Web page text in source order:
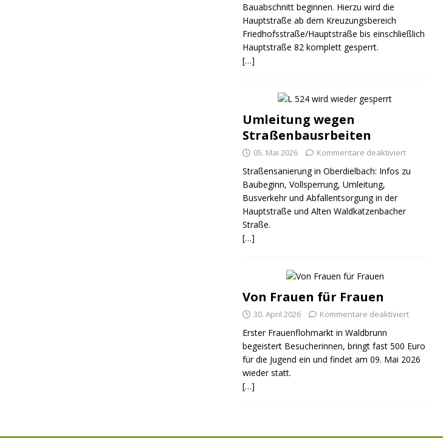
Bauabschnitt beginnen. Hierzu wird die
Hauptstraße ab dem Kreuzungsbereich
Friedhofsstraße/Hauptstraße bis einschließlich
Hauptstraße 82 komplett gesperrt.
[…]
Umleitung wegen
Straßenbausrbeiten
05. Mai 2026 Kommentare deaktiviert
Straßensanierung in Oberdielbach: Infos zu
Baubeginn, Vollsperrung, Umleitung,
Busverkehr und Abfallentsorgung in der
Hauptstraße und Alten Waldkatzenbacher
Straße.
[…]
Von Frauen für Frauen
30. April 2026 Kommentare deaktiviert
Erster Frauenflohmarkt in Waldbrunn
begeistert Besucherinnen, bringt fast 500 Euro
für die Jugend ein und findet am 09. Mai 2026
wieder statt.
[…]